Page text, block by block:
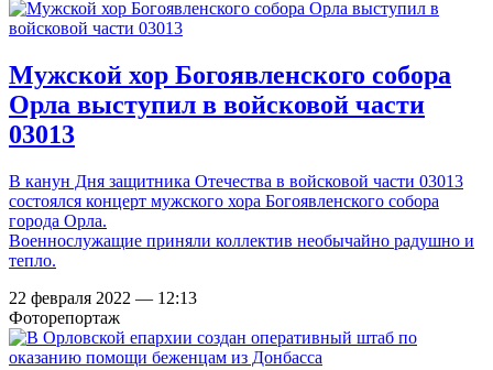
Мужской хор Богоявленского собора
Орла выступил в войсковой части
03013
В канун Дня защитника Отечества в войсковой части 03013
состоялся концерт мужского хора Богоявленского собора
города Орла.
Военнослужащие приняли коллектив необычайно радушно и
тепло.
22 февраля 2022 — 12:13
Фоторепортаж